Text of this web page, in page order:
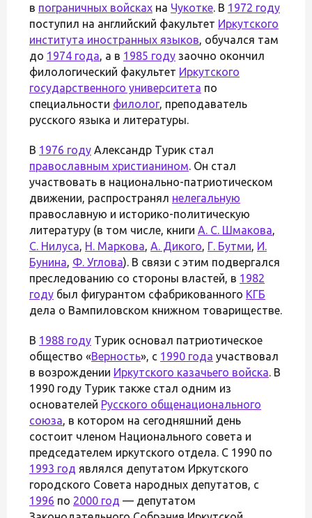
в пограничных войсках на Чукотке. В 1972 году
поступил на английский факультет Иркутского
института иностранных языков, обучался там
до 1974 года, а в 1985 году заочно окончил
филологический факультет Иркутского
государственного университета по
специальности филолог, преподаватель
русского языка и литературы.
В 1976 году Александр Турик стал
православным христианином. Он стал
участвовать в национально-патриотическом
движении, распространял нелегальную
православную и историко-политическую
литературу (в том числе, книги А. С. Шмакова,
С. Нилуса, Н. Маркова, А. Дикого, Г. Бутми, И.
Бунина, Ф. Углова). В связи с этим подвергался
преследованию со стороны властей, в 1982
году был фигурантом сфабрикованного КГБ
дела о Вампиловском книжном товариществе.
В 1988 году Турик основал патриотическое
общество «Верность», с 1990 года участвовал
в возрождении Иркутского казачьего войска. В
1990 году Турик также стал одним из
основателей Русского общенационального
союза, в котором на сегодняшний день
состоит членом Национального совета и
председателем иркутского отдела. С 1990 по
1993 год являлся депутатом Иркутского
городского Совета народных депутатов, с
1996 по 2000 год — депутатом